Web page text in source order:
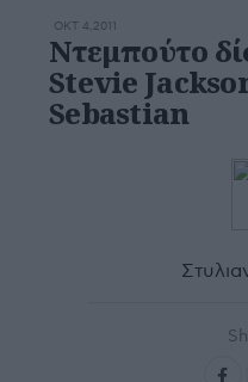
ΟΚΤ 4,2011
Ντεμπούτο
Stevie
Sebastian